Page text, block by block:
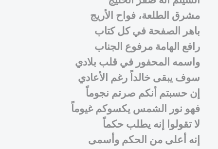
مشرق الطلعة، فواح الأريج
باهر الصفحة في كل كتاب
رافع الهامة مرفوع الجناب
واسمه المحفور في قلب بلادي
سوف يبقى خالداً رغم الأعادي
إن حسبتم أنكم صرتم نجوماً
فهو نور الشمس يكسوكم غيوماً
لا تقولوا إنه يطلب حكماً
إنه أعلى من الحكم وأسمى